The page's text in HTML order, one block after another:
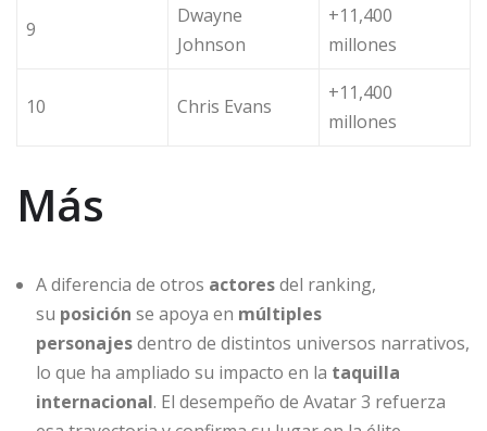
9
Dwayne
Johnson
+11,400
millones
10 Chris Evans
+11,400
millones
Más
A diferencia de otros actoresdel ranking,
su posición se apoya en múltiples
personajesdentro de distintos universos narrativos,
lo que ha ampliado su impacto en la taquilla
internacional. El desempeño de Avatar 3 refuerza